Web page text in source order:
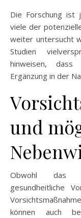
Die Forschung ist
viele der
weiter untersucht
Studien
hinweisen,
Ergänzung in der
und
Obwohl das
gesundheitliche
können auch